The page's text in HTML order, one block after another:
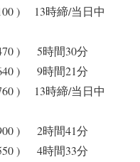
) 13時締/当日中
) 5時間30分
) 9時間21分
) 13時締/当日中
) 2時間41分
) 4時間33分